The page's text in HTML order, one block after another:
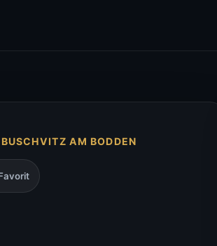
BUSCHVITZ AM BODDEN